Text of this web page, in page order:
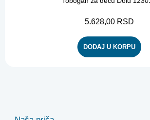
5.628,00 RSD
DODAJ U KORPU